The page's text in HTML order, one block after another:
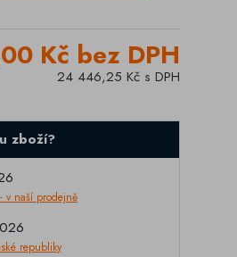
Kč bez DPH
24 446,25 Kč s DPH
zboží?
- v naší prodejně
republiky